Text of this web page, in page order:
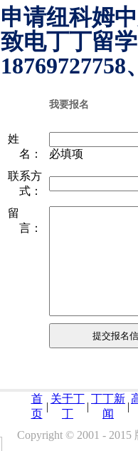
申请纽科姆
致电丁丁留
18769727758
我要报名
姓
名：
必填项
联系方
式：
留
言：
首
页
|
关于丁
丁
|
丁丁新
闻
|
Copyright © 2001 -